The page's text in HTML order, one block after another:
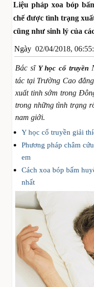
Liệu pháp xoa bóp
chế được tình trạng
cũng như sinh lý của
Ngày 02/04/2018,
Bác sĩ Y học cổ truyền
tác tại Trường Cao
xuất tinh sớm trong
trong những tình trạng
nam giới.
Y học cổ truyền giải
Phương pháp châm
em
Cách xoa bóp bấm
nhất